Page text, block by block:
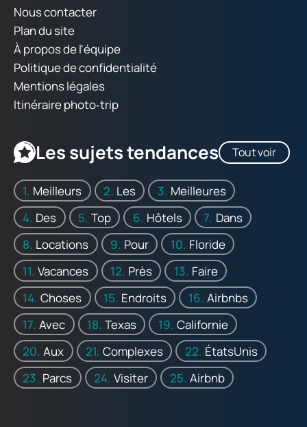
Nous contacter
Plan du site
À propos de l'équipe
Politique de confidentialité
Mentions légales
Itinéraire photo‑trip
Les sujets tendances Tout voir
Meilleurs Les
Meilleures
Des
Top Hôtels
Dans
Locations
Pour
Floride
Vacances
Près
Faire
Choses
Endroits
Airbnbs
Avec
Texas
Californie
Aux
Complexes
ÉtatsUnis
Parcs
Visiter Airbnb